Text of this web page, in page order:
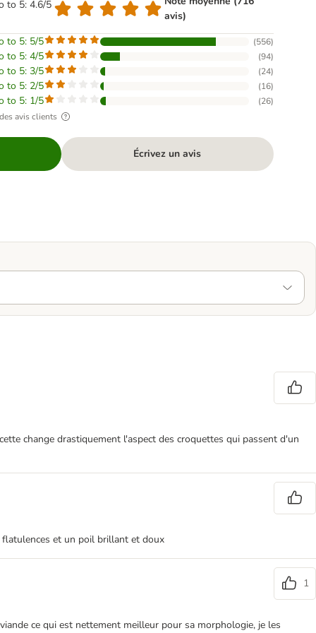
to 5: 4.6/5
avis)
to 5: 5/5
(556)
to 5: 4/5 (94)
to 5: 3/5 (24)
to 5: 2/5 (16)
to 5: 1/5 (26)
avis clients
Écrivez un avis
change drastiquement l'aspect des croquettes qui passent d'un
et un poil brillant et doux
1
ce qui est nettement meilleur pour sa morphologie, je les